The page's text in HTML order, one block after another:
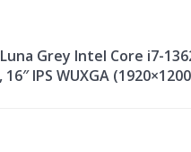
Grey Intel Core i7-
IPS WUXGA